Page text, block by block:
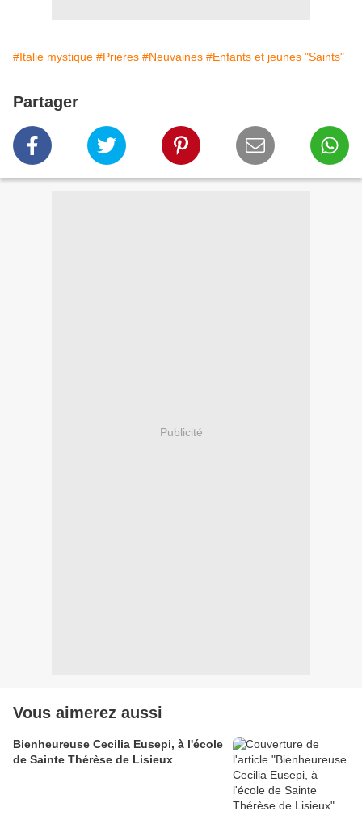
#Italie mystique #Prières #Neuvaines #Enfants et jeunes "Saints"
Partager
Publicité
Vous aimerez aussi
Bienheureuse Cecilia Eusepi, à l'école
de Sainte Thérèse de Lisieux